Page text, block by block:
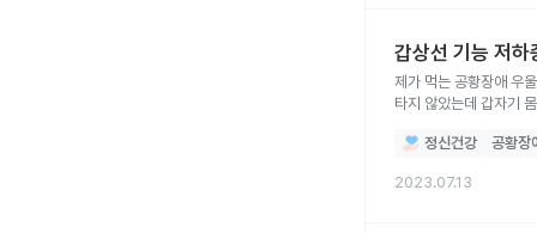
갑상선 기능 저하
제가 먹는 공황장애 우
타지 않았는데 갑자기
얘기하면 좋을까요 ?
정신건강 공황장
2023.07.13